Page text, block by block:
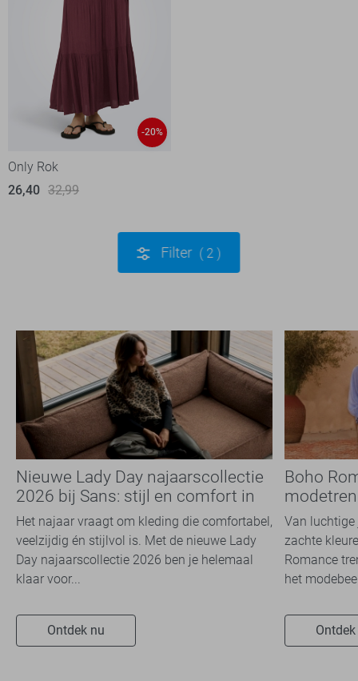
-20%
Only Rok
26,40 32,99
Filter 2
Nieuwe Lady Day najaarscollectie
2026 bij Sans: stijl en comfort in
travelkwaliteit
Het najaar vraagt om kleding die comfortabel,
veelzijdig én stijlvol is. Met de nieuwe Lady
Day najaarscollectie 2026 ben je helemaal
klaar voor...
Ontdek nu
Boho
overal
Van luchtige
zachte
Romance
het